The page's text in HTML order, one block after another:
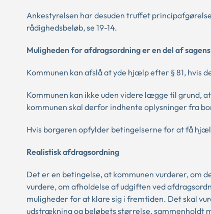
Ankestyrelsen har desuden truffet
rådighedsbeløb, se 19-14.
Muligheden for afdragsordning er en del af
Kommunen kan afslå at yde hjælp efter § 81, hvis
Kommunen kan ikke uden videre lægge til grund,
kommunen skal derfor indhente oplysninger fra
Hvis borgeren opfylder betingelserne for at få
Realistisk afdragsordning
Det er en betingelse, at kommunen vurderer, om
vurdere, om afholdelse af udgiften ved
muligheder for at klare sig i fremtiden. Det skal
udstrækning og beløbets størrelse, sammenholdt